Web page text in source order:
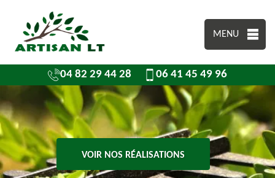
MENU
04 82 29 44 28 06 41 45 49 96
VOIR NOS RÉALISATIONS